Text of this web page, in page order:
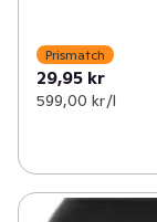
Prismatch
29,95 kr
599,00 kr /l